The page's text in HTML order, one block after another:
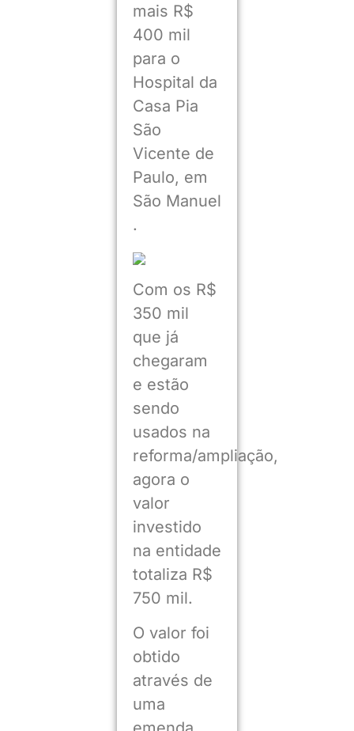
mais R$
400 mil
para o
Hospital da
Casa Pia
São
Vicente de
Paulo, em
São Manuel
.
Com os R$
350 mil
que já
chegaram
e estão
sendo
usados na
reforma/ampliação,
agora o
valor
investido
na entidade
totaliza R$
750 mil.
O valor foi
obtido
através de
uma